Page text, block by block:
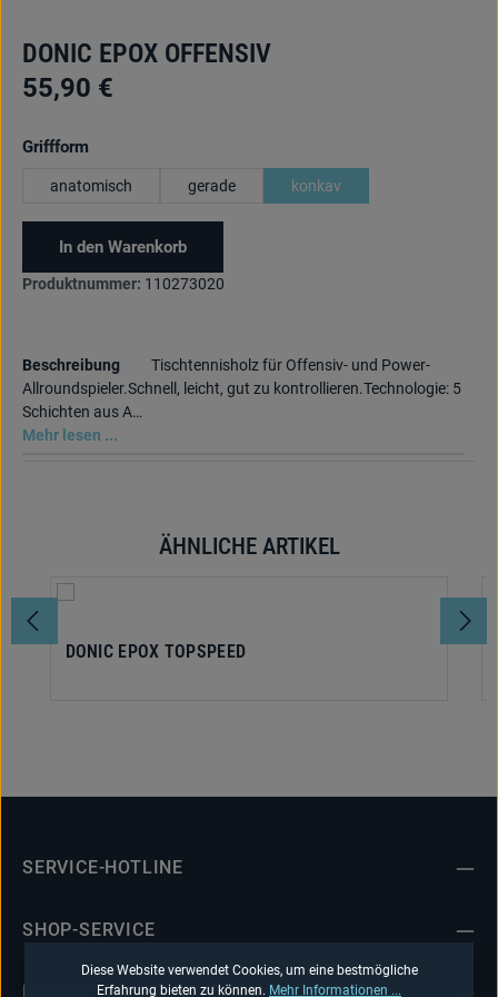
DONIC EPOX OFFENSIV
55,90 €
Griffform
anatomisch gerade konkav
In den Warenkorb
Produktnummer: 110273020
Beschreibung
Tischtennisholz für Offensiv- und Power-
Allroundspieler.Schnell, leicht, gut zu kontrollieren.Technologie: 5
Schichten aus A…
Mehr lesen ...
Produktgalerie überspringenÄHNLICHE ARTIKEL
DONIC EPOX TOPSPEED
SERVICE-HOTLINE
SHOP-SERVICE
INFORMATIONEN
Diese Website verwendet Cookies, um eine bestmögliche
Erfahrung bieten zu können. Mehr Informationen ...